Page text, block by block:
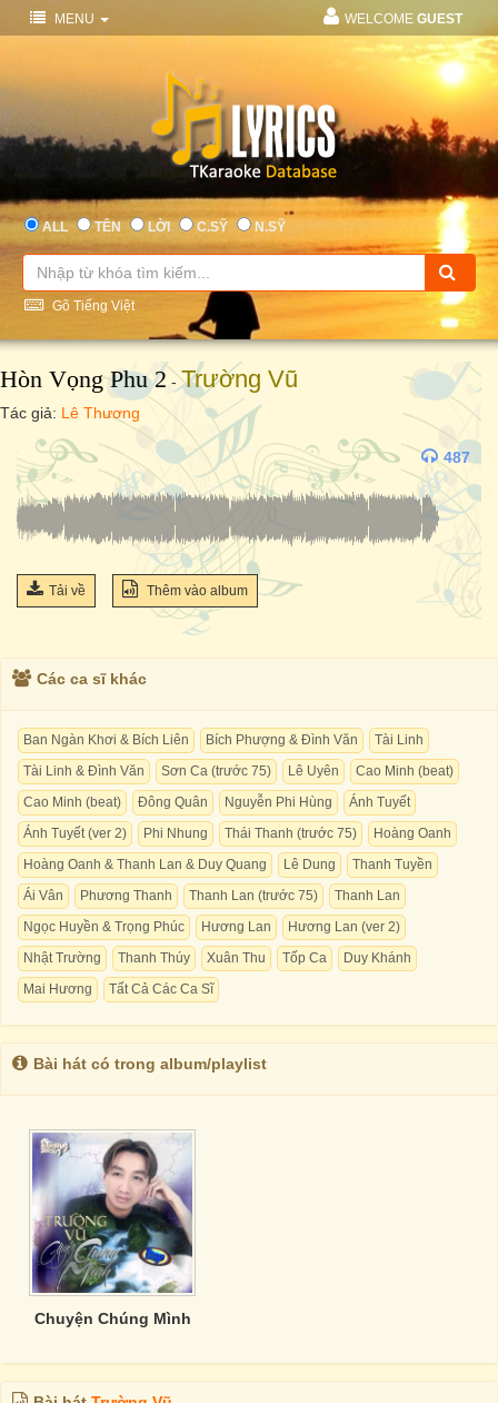
MENU WELCOME GUEST
ALL TÊN LỜI C.SỸ N.SỸ
Gõ Tiếng Việt
Hòn Vọng Phu 2 -Trường Vũ
Tác giả: Lê Thương
487
Tải về Thêm vào album
Các ca sĩ khác
Ban Ngàn Khơi & Bích Liên Bích Phượng & Đình Văn
Tài Linh
Tài Linh & Đình Văn
Sơn Ca (trước 75) Lê Uyên
Cao Minh (beat)
Cao Minh (beat)
Đông Quân Nguyễn Phi Hùng
Ánh Tuyết
Ánh Tuyết (ver 2)
Phi Nhung Thái Thanh (trước 75)
Hoàng Oanh
Hoàng Oanh & Thanh Lan & Duy Quang
Lê Dung
Thanh Tuyền
Ái Vân
Phương Thanh Thanh Lan (trước 75)
Thanh Lan
Ngọc Huyền & Trọng Phúc
Hương Lan
Hương Lan (ver 2)
Nhật Trường
Thanh Thúy Xuân Thu Tốp Ca
Duy Khánh
Mai Hương
Tất Cả Các Ca Sĩ
Bài hát có trong album/playlist
Chuyện Chúng Mình